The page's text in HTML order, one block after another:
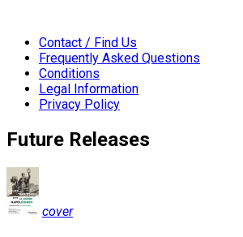
Contact / Find Us
Frequently Asked Questions
Conditions
Legal Information
Privacy Policy
Future Releases
cover